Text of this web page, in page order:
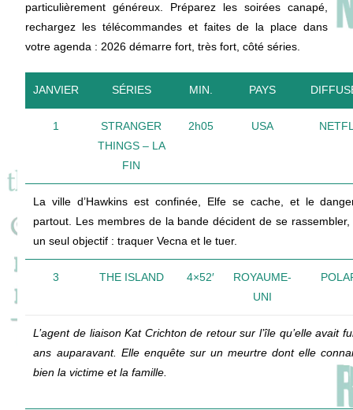
particulièrement généreux. Préparez les soirées canapé,
rechargez les télécommandes et faites de la place dans
votre agenda : 2026 démarre fort, très fort, côté séries.
JANVIER SÉRIES MIN. PAYS
1
STRANGER
THINGS – LA
FIN
2h05 USA
La ville d’Hawkins est confinée, Elfe se cache, et le
partout. Les membres de la bande décident de se rassembler,
un seul objectif : traquer Vecna et le tuer.
3 THE ISLAND 4×52′
ROYAUME-
UNI
L’agent de liaison Kat Crichton de retour sur l’île qu’elle avait
ans auparavant. Elle enquête sur un meurtre dont elle
bien la victime et la famille.